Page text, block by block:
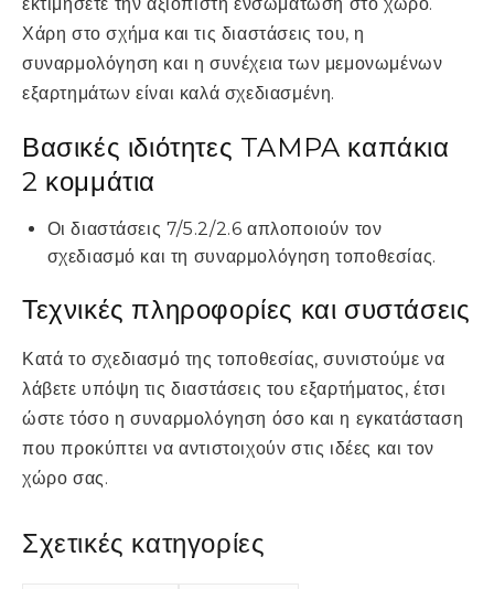
Χάρη στο σχήμα και τις διαστάσεις του, η
συναρμολόγηση και η συνέχεια των μεμονωμένων
εξαρτημάτων είναι καλά σχεδιασμένη.
Βασικές ιδιότητες TAMPA καπάκια
2 κομμάτια
Οι διαστάσεις 7/5.2/2.6 απλοποιούν τον
σχεδιασμό και τη συναρμολόγηση τοποθεσίας.
Τεχνικές πληροφορίες και συστάσεις
Κατά το σχεδιασμό της τοποθεσίας, συνιστούμε να
λάβετε υπόψη τις διαστάσεις του εξαρτήματος, έτσι
ώστε τόσο η συναρμολόγηση όσο και η εγκατάσταση
που προκύπτει να αντιστοιχούν στις ιδέες και τον
χώρο σας.
Σχετικές κατηγορίες